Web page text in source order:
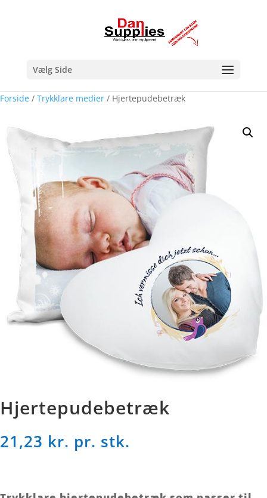
Vælg Side
Forside / Trykklare medier / Hjertepudebetræk
Hjertepudebetræk
21,23 kr. pr. stk.